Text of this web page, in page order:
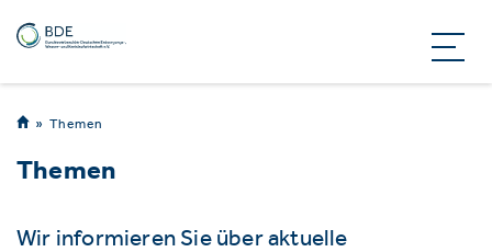
Themen
Themen
Wir informieren Sie über aktuelle